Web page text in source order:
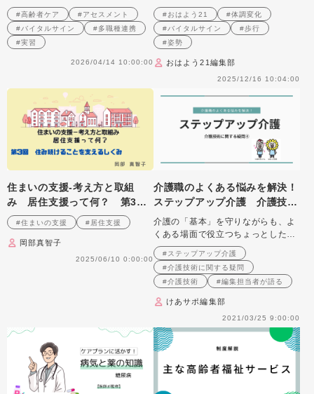
る？ どう対応する？
#高齢者ケア
#アセスメント
#バイタルサイン
#多職種連携
#実習
2026/04/14 10:00:00
むつ&スキンケアの基礎知識
#おはよう21
#体調変化
#バイタルサイン
#歩行
#姿勢
おはよう21編集部
2025/12/16 10:04:00
住まいの支援‐考え方と取組
み 居住支援って何？ 第3
回 住み続けることを支えるし
くみ
#住まいの支援 #居住支援
岡部真智子
2025/06/10 0:00:00
介護職のよくある悩みを解決！
ステップアップ介護 介護技術
に関する疑問④
介護の「基本」を守りながらも、よ
くある場面で役立つちょっとした知
識や工夫をお伝えします。
#ステップアップ介護
#介護技術に関する疑問
#介護技術
#編集担当者が語る
けあサポ編集部
2021/03/25 9:00:00